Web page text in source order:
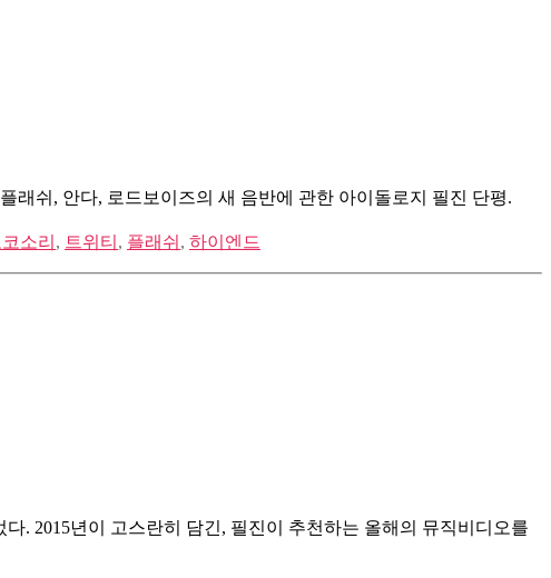
래쉬, 안다, 로드보이즈의 새 음반에 관한 아이돌로지 필진 단평.
소리 , 트위티 , 플래쉬 , 하이엔드
. 2015년이 고스란히 담긴, 필진이 추천하는 올해의 뮤직비디오를